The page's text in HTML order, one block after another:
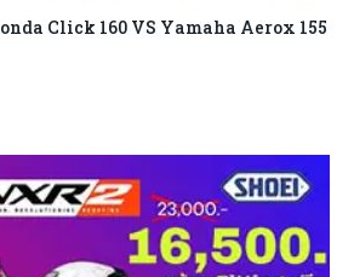
Click 160 VS Yamaha Aerox 155